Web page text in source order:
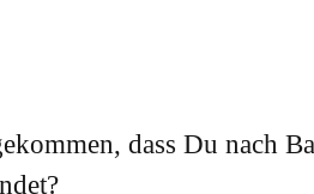
dass Du nach